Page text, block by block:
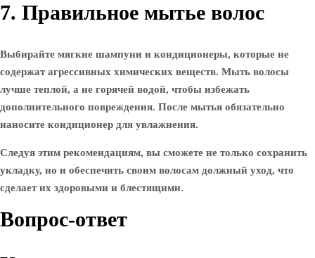
7. Правильное мытье волос
Выбирайте мягкие шампуни и кондиционеры, которые не
содержат агрессивных химических веществ. Мыть волосы
лучше теплой, а не горячей водой, чтобы избежать
дополнительного повреждения. После мытья обязательно
наносите кондиционер для увлажнения.
Следуя этим рекомендациям, вы сможете не только сохранить
укладку, но и обеспечить своим волосам должный уход, что
сделает их здоровыми и блестящими.
Вопрос-ответ